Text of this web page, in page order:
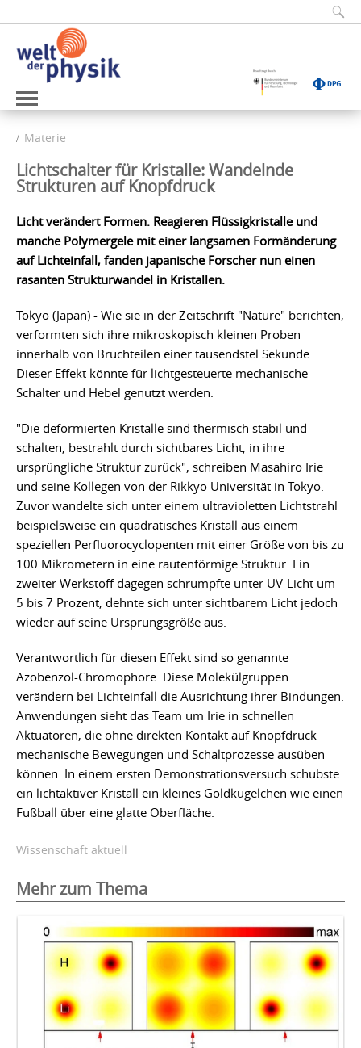
Materie
Lichtschalter für Kristalle: Wandelnde
Strukturen auf Knopfdruck
Licht verändert Formen. Reagieren Flüssigkristalle und
manche Polymergele mit einer langsamen Formänderung
auf Lichteinfall, fanden japanische Forscher nun einen
rasanten Strukturwandel in Kristallen.
Tokyo (Japan) - Wie sie in der Zeitschrift "Nature" berichten,
verformten sich ihre mikroskopisch kleinen Proben
innerhalb von Bruchteilen einer tausendstel Sekunde.
Dieser Effekt könnte für lichtgesteuerte mechanische
Schalter und Hebel genutzt werden.
"Die deformierten Kristalle sind thermisch stabil und
schalten, bestrahlt durch sichtbares Licht, in ihre
ursprüngliche Struktur zurück", schreiben Masahiro Irie
und seine Kollegen von der Rikkyo Universität in Tokyo.
Zuvor wandelte sich unter einem ultravioletten Lichtstrahl
beispielsweise ein quadratisches Kristall aus einem
speziellen Perfluorocyclopenten mit einer Größe von bis zu
100 Mikrometern in eine rautenförmige Struktur. Ein
zweiter Werkstoff dagegen schrumpfte unter UV-Licht um
5 bis 7 Prozent, dehnte sich unter sichtbarem Licht jedoch
wieder auf seine Ursprungsgröße aus.
Verantwortlich für diesen Effekt sind so genannte
Azobenzol-Chromophore. Diese Molekülgruppen
verändern bei Lichteinfall die Ausrichtung ihrer Bindungen.
Anwendungen sieht das Team um Irie in schnellen
Aktuatoren, die ohne direkten Kontakt auf Knopfdruck
mechanische Bewegungen und Schaltprozesse ausüben
können. In einem ersten Demonstrationsversuch schubste
ein lichtaktiver Kristall ein kleines Goldkügelchen wie einen
Fußball über eine glatte Oberfläche.
Wissenschaft aktuell
Mehr zum Thema